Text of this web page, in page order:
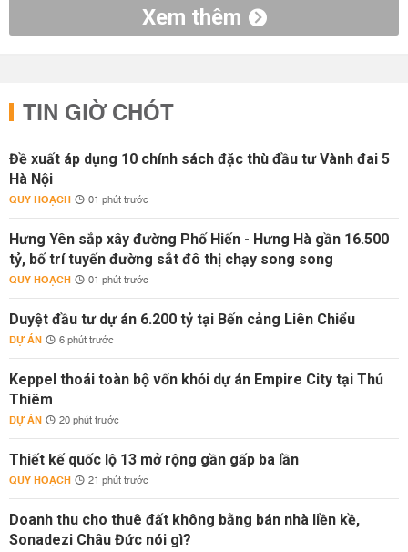
Xem thêm
TIN GIỜ CHÓT
Đề xuất áp dụng 10 chính sách đặc thù đầu tư Vành đai 5
Hà Nội
QUY HOẠCH 01 phút trước
Hưng Yên sắp xây đường Phố Hiến - Hưng Hà gần 16.500
tỷ, bố trí tuyến đường sắt đô thị chạy song song
QUY HOẠCH 01 phút trước
Duyệt đầu tư dự án 6.200 tỷ tại Bến cảng Liên Chiểu
DỰ ÁN 6 phút trước
Keppel thoái toàn bộ vốn khỏi dự án Empire City tại Thủ
Thiêm
DỰ ÁN 20 phút trước
Thiết kế quốc lộ 13 mở rộng gần gấp ba lần
QUY HOẠCH 21 phút trước
Doanh thu cho thuê đất không bằng bán nhà liền kề,
Sonadezi Châu Đức nói gì?